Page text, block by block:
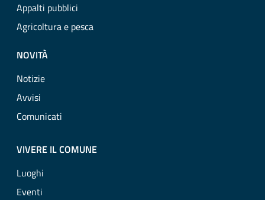
Appalti pubblici
Agricoltura e pesca
NOVITÀ
Notizie
Avvisi
Comunicati
VIVERE IL COMUNE
Luoghi
Eventi